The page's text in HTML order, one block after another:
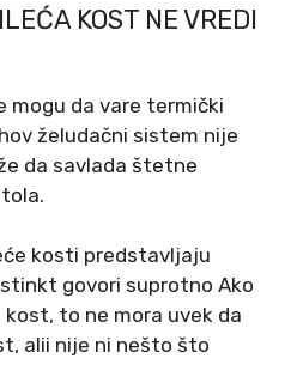
KOST NE VREDI
mogu da vare termički
želudačni sistem nije
da savlada štetne
kosti predstavljaju
govori suprotno Ako
to ne mora uvek da
alii nije ni nešto što